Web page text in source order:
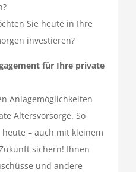
Sie heute in Ihre
investieren?
für Ihre private
Anlagemöglichkeiten
Altersvorsorge. So
– auch mit kleinem
sichern! Ihnen
und andere